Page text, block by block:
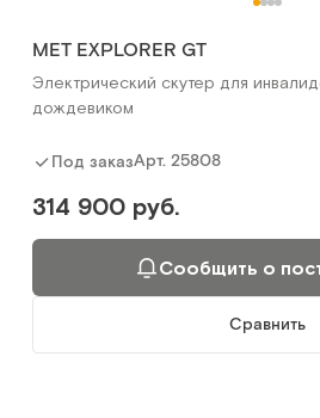
МЕТ EXPLORER GT
Электрический скутер для
дождевиком
Под заказАрт. 25808
314 900 руб.
Сообщить о
Сравнить